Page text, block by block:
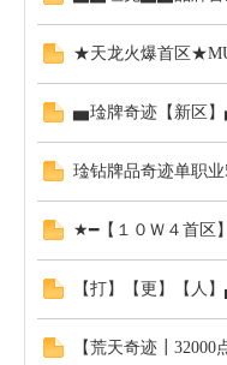
★天龙火爆首区
▅琻牌奇迹【新区
琻钻牌品奇迹单职
★━【１０Ｗ４首区
【打】【更】【
【荒天奇迹